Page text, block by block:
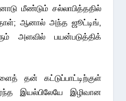
மீண்டும் சல்லாபித்ததில்
ஆனால் அந்த ஜூட்டிங்,
அளவில் பயன்படுத்திக்
தன் கட்டுப்பாட்டிற்குள்
இயல்பிலேயே இழிவான